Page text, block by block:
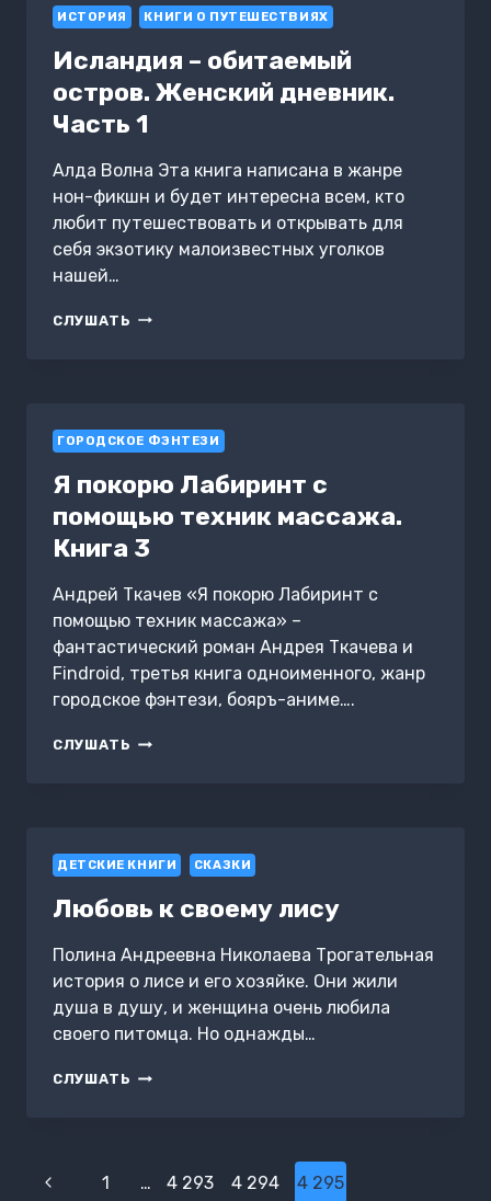
ИСТОРИЯ КНИГИ О ПУТЕШЕСТВИЯХ
Исландия – обитаемый
остров. Женский дневник.
Часть 1
Алда Волна Эта книга написана в жанре
нон-фикшн и будет интересна всем, кто
любит путешествовать и открывать для
себя экзотику малоизвестных уголков
нашей…
СЛУШАТЬ ИСЛАНДИЯ –
ГОРОДСКОЕ ФЭНТЕЗИ
Я покорю Лабиринт с
помощью техник массажа.
Книга 3
Андрей Ткачев «Я покорю Лабиринт с
помощью техник массажа» –
фантастический роман Андрея Ткачева и
Findroid, третья книга одноименного, жанр
городское фэнтези, бояръ-аниме….
СЛУШАТЬ Я
МАССАЖА.
3
ДЕТСКИЕ КНИГИ СКАЗКИ
Любовь к своему лису
Полина Андреевна Николаева Трогательная
история о лисе и его хозяйке. Они жили
душа в душу, и женщина очень любила
своего питомца. Но однажды…
СЛУШАТЬ ЛЮБОВЬ
Навигация
Предыдущая
1 … 4 293 4 294 4 295